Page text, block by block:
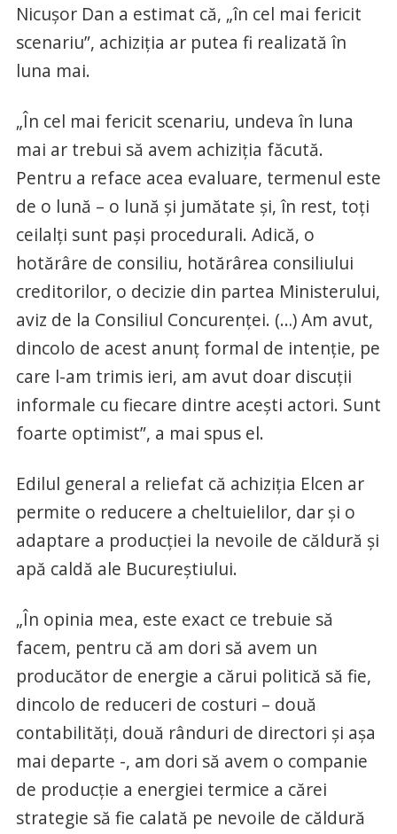
Nicuşor Dan a estimat că, „în cel mai fericit
scenariu”, achiziţia ar putea fi realizată în
luna mai.
„În cel mai fericit scenariu, undeva în luna
mai ar trebui să avem achiziţia făcută.
Pentru a reface acea evaluare, termenul este
de o lună – o lună şi jumătate şi, în rest, toţi
ceilalţi sunt paşi procedurali. Adică, o
hotărâre de consiliu, hotărârea consiliului
creditorilor, o decizie din partea Ministerului,
aviz de la Consiliul Concurenţei. (…) Am avut,
dincolo de acest anunţ formal de intenţie, pe
care l-am trimis ieri, am avut doar discuţii
informale cu fiecare dintre aceşti actori. Sunt
foarte optimist”, a mai spus el.
Edilul general a reliefat că achiziţia Elcen ar
permite o reducere a cheltuielilor, dar şi o
adaptare a producţiei la nevoile de căldură şi
apă caldă ale Bucureştiului.
„În opinia mea, este exact ce trebuie să
facem, pentru că am dori să avem un
producător de energie a cărui politică să fie,
dincolo de reduceri de costuri – două
contabilităţi, două rânduri de directori şi aşa
mai departe -, am dori să avem o companie
de producţie a energiei termice a cărei
strategie să fie calată pe nevoile de căldură